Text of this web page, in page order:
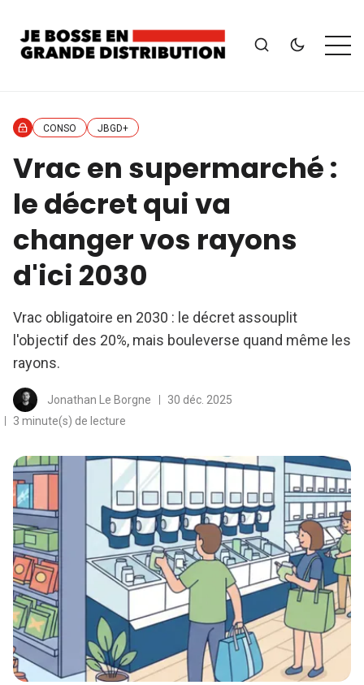
CONSO JBGD+
Vrac en supermarché :
le décret qui va
changer vos rayons
d'ici 2030
Vrac obligatoire en 2030 : le décret assouplit
l'objectif des 20%, mais bouleverse quand même les
rayons.
Jonathan Le Borgne
30 déc. 2025
3 minute(s) de lecture